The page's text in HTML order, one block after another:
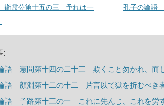
衛霊公第十五の三 予れは一
孔子の論語
:
語 憲問第十四の二十三 欺くこと勿かれ、而
語 顔淵第十二の十二 片言以て獄を折むべき
語 子路第十三の一 これに先んじ、これを労